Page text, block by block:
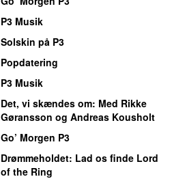
P3 Musik
Solskin på P3
Popdatering
P3 Musik
Det, vi skændes om: Med Rikke
Gøransson og Andreas Kousholt
Go’ Morgen P3
Drømmeholdet: Lad os finde Lord
of the Ring